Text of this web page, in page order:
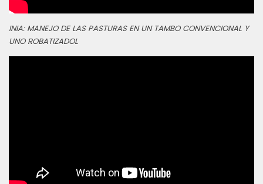
INIA: MANEJO DE LAS PASTURAS EN UN TAMBO CONVENCIONAL Y
UNO ROBATIZADOL